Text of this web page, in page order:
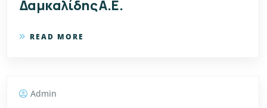
Δαμκαλίδης Α.Ε.
READ MORE
Admin